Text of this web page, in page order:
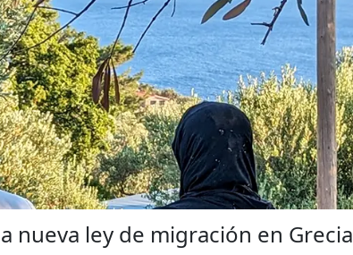
nueva ley de migración en Grecia